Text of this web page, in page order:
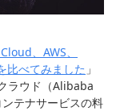
、AWS、
比べてみました 」
ラウド（Alibaba
テナサービスの料